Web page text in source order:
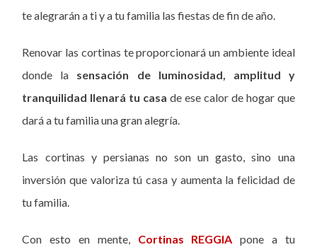
te alegrarán a ti y a tu familia las fiestas de fin de año.
Renovar las cortinas te proporcionará un ambiente ideal
donde la sensación de luminosidad, amplitud y
tranquilidad llenará tu casa de ese calor de hogar que
dará a tu familia una gran alegría.
Las cortinas y persianas no son un gasto, sino una
inversión que valoriza tú casa y aumenta la felicidad de
tu familia.
Con esto en mente, Cortinas REGGIA pone a tu